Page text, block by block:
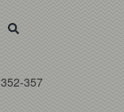
352-357